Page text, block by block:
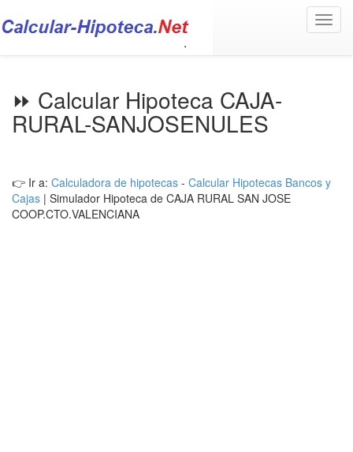
⏩ Calcular Hipoteca CAJA-
RURAL-SANJOSENULES
👉 Ir a: Calculadora de hipotecas - Calcular Hipotecas Bancos y
Cajas | Simulador Hipoteca de CAJA RURAL SAN JOSE
COOP.CTO.VALENCIANA